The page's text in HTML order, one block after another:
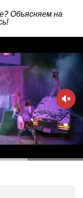
Объясняем на